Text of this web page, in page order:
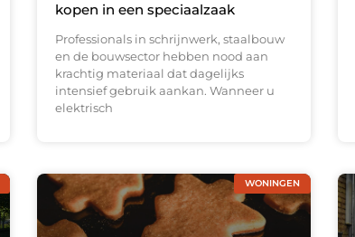
kopen in een speciaalzaak
Professionals in schrijnwerk, staalbouw
en de bouwsector hebben nood aan
krachtig materiaal dat dagelijks
intensief gebruik aankan. Wanneer u
elektrisch
WONINGEN